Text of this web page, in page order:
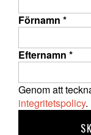
Förnamn *
Efternamn *
Genom att
integritetspolicy.